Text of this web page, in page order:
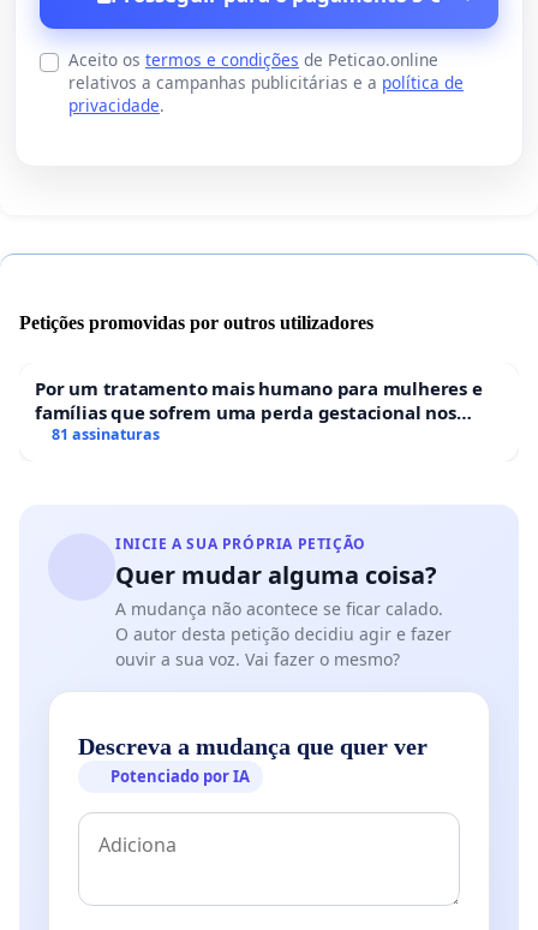
Aceito os termos e condições de Peticao.online
relativos a campanhas publicitárias e a política de
privacidade.
Petições promovidas por outros utilizadores
Por um tratamento mais humano para mulheres e
famílias que sofrem uma perda gestacional nos
hospitais portugueses
81 assinaturas
INICIE A SUA PRÓPRIA PETIÇÃO
Quer mudar alguma coisa?
A mudança não acontece se ficar calado.
O autor desta petição decidiu agir e fazer
ouvir a sua voz. Vai fazer o mesmo?
Descreva a mudança que quer ver
Potenciado por IA